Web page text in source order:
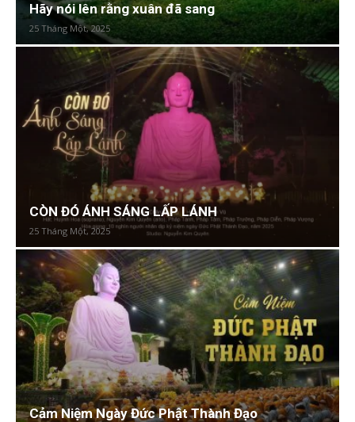
Hãy nói lên rằng xuân đã sang
25 Tháng Một, 2025
CÒN ĐÓ ÁNH SÁNG LẤP LÁNH
25 Tháng Một, 2025
Cảm Niệm Ngày Đức Phật Thành Đạo